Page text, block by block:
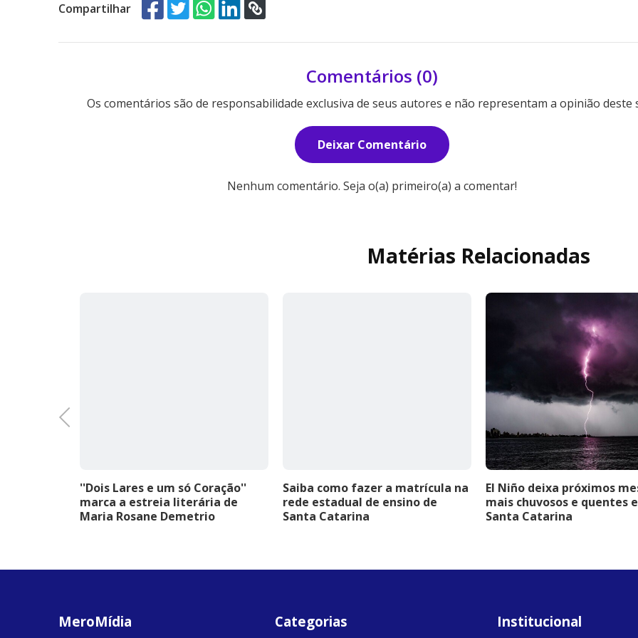
Compartilhar
Comentários (0)
Os comentários são de responsabilidade exclusiva de seus autores e não representam a opinião deste
Deixar Comentário
Nenhum comentário. Seja o(a) primeiro(a) a comentar!
Matérias Relacionadas
Previous
''Dois Lares e um só Coração''
marca a estreia literária de
Maria Rosane Demetrio
Saiba como fazer a matrícula na
rede estadual de ensino de
Santa Catarina
El Niño deixa próximos
mais chuvosos e quentes
Santa Catarina
MeroMídia Categorias Institucional